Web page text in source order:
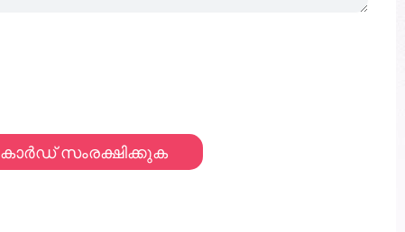
കാർഡ് സംരക്ഷിക്കുക